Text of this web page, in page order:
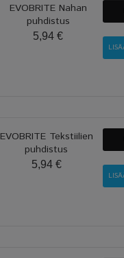
EVOBRITE Nahan
puhdistus
5,94 €
EVOBRITE Tekstiilien
puhdistus
5,94 €